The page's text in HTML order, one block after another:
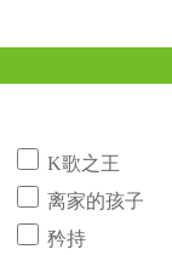
K歌之王
离家的孩子
矜持